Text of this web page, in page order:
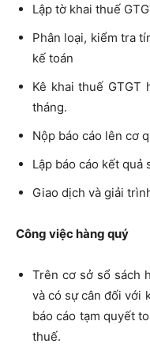
Lập tờ khai thuế
Phân loại, kiểm tra
kế toán
Kê khai thuế GTGT
tháng.
Nộp báo cáo lên cơ
Lập báo cáo kết quả
Giao dịch và giải
Công việc hàng quý
Trên cơ sở sổ sách
và có sự cân đối với
báo cáo tạm quyết
thuế.